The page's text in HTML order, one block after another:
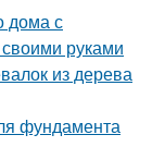
дома с
руками
из дерева
фундамента